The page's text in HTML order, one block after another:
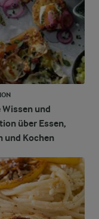
und
über Essen,
und Kochen